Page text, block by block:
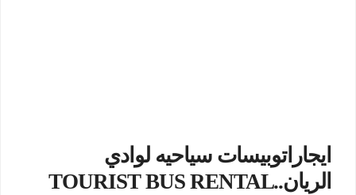
ايجاراتوبيسات سياحيه لوادي
الريان..TOURIST BUS RENTAL